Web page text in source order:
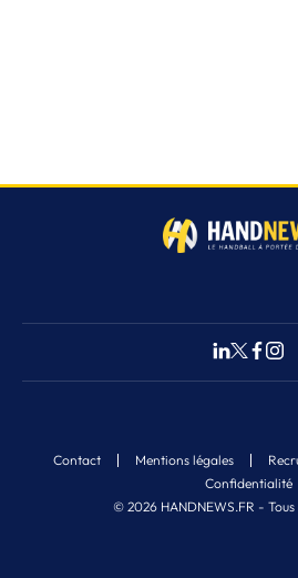
© 2026 HANDNEWS.FR -
Contact Mentions légales
Confidentialité